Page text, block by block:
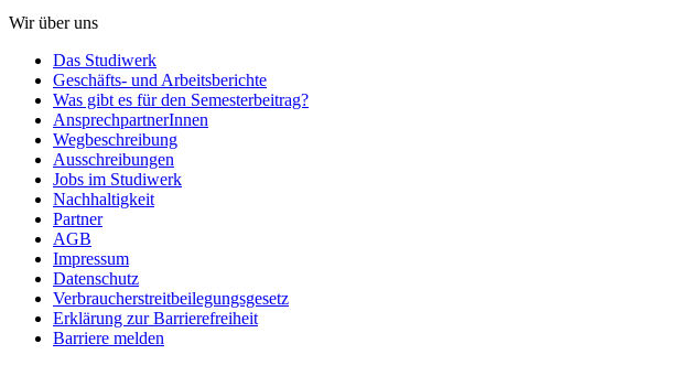
Wir über uns
Das Studiwerk
Geschäfts- und Arbeitsberichte
Was gibt es für den Semesterbeitrag?
AnsprechpartnerInnen
Wegbeschreibung
Ausschreibungen
Jobs im Studiwerk
Nachhaltigkeit
Partner
AGB
Impressum
Datenschutz
Verbraucherstreitbeilegungsgesetz
Erklärung zur Barrierefreiheit
Barriere melden